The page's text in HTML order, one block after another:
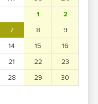
1
2
7 8
9
14 15
16
21 22
23
28 29
30